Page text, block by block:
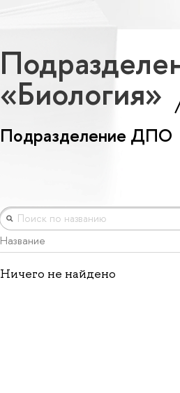
«Биология»
Подразделение ДПО
Название
Ничего не найдено